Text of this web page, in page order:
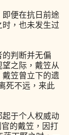
便在抗日前途
，也未发生过
判断并无偏
之际，戴笠从
戴笠曾立下的遗
死不远，来此
于个人权威动
的戴笠，因打